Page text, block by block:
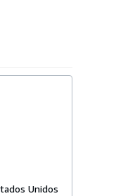
Unidos